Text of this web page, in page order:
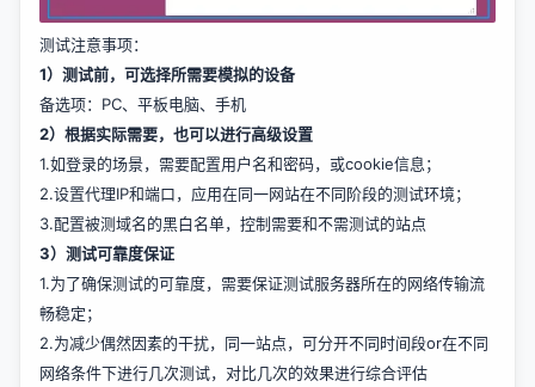
测试注意事项：
1）测试前，可选择所需要模拟的设备
备选项：PC、平板电脑、手机
2）根据实际需要，也可以进行高级设置
1.如登录的场景，需要配置用户名和密码，或cookie信息；
2.设置代理IP和端口，应用在同一网站在不同阶段的测试环境；
3.配置被测域名的黑白名单，控制需要和不需测试的站点
3）测试可靠度保证
1.为了确保测试的可靠度，需要保证测试服务器所在的网络传输流
畅稳定；
2.为减少偶然因素的干扰，同一站点，可分开不同时间段or在不同
网络条件下进行几次测试，对比几次的效果进行综合评估